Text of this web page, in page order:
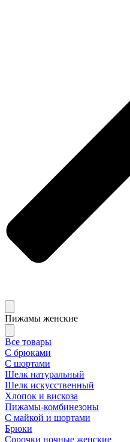
Пижамы женские
Все товары
С брюками
С шортами
Шелк натуральный
Шелк искусственный
Хлопок и вискоза
Пижамы-комбинезоны
С майкой и шортами
Брюки
Сорочки ночные женские